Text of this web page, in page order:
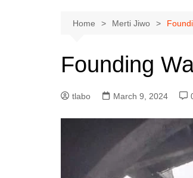
Home Merti Jiwo
Founding
tlabo March 9, 2024